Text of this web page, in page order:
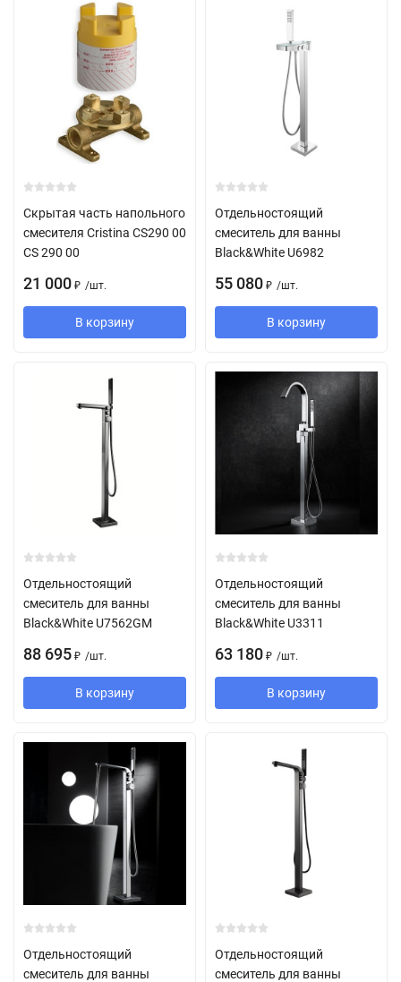
Скрытая часть напольного
смесителя Cristina CS290 00
CS 290 00
21 000 ₽ /шт.
В корзину
Отдельностоящий
смеситель для ванны
Black&White U6982
55 080 ₽ /шт.
В корзину
Отдельностоящий
смеситель для ванны
Black&White U7562GM
88 695 ₽ /шт.
В корзину
Отдельностоящий
смеситель для ванны
Black&White U3311
63 180 ₽ /шт.
В корзину
Отдельностоящий
смеситель для ванны
Отдельностоящий
смеситель для ванны